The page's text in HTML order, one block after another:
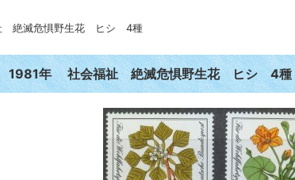
絶滅危惧野生花 ヒシ 4種
1981年 社会福祉 絶滅危惧野生花 ヒシ 4種